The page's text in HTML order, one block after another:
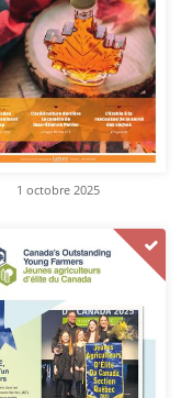
1 octobre 2025